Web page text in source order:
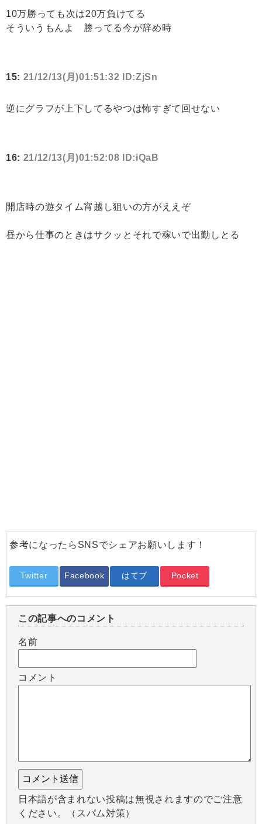
10万勝っても次は20万負けてる
そういうもんよ 勝ってる今が辞め時
15: 21/12/13(月)01:51:32 ID:ZjSn
逆にグラフが上下してるやつは怖すぎて回せない
16: 21/12/13(月)01:52:08 ID:iQaB
開店時の遊タイム宵越し狙いの方がええぞ
昼から仕事のときはサクッとそれで稼いで出勤しとる
参考になったらSNSでシェアお願いします！
Twitter Facebook はてブ Pocket
この記事へのコメント
名前
コメント
日本語が含まれない投稿は無視されますのでご注意
ください。（スパム対策）